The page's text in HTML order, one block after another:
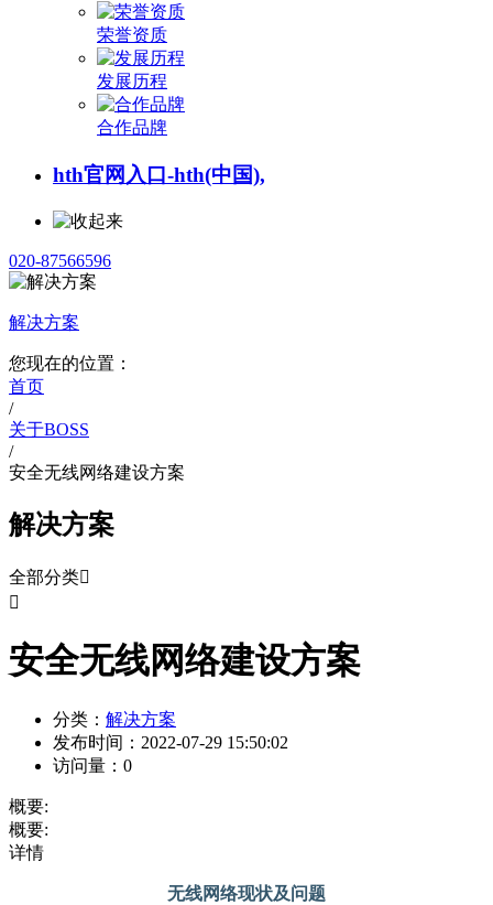
荣誉资质
发展历程
合作品牌
hth官网入口-hth(中国),
020-87566596
解决方案
您现在的位置：
首页
/
关于BOSS
/
安全无线网络建设方案
解决方案
全部分类

安全无线网络建设方案
分类： 解决方案
发布时间： 2022-07-29 15:50:02
访问量： 0
概要:
概要:
详情
无线网络现状及问题